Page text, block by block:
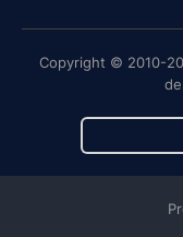
Copyright © 2010-